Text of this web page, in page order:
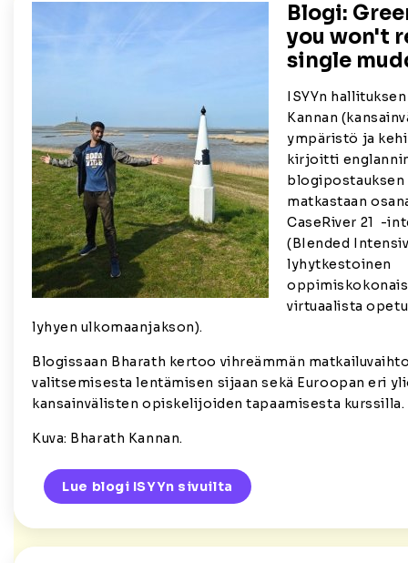
Blogi:
you won't
single
ISYYn
Kannan
ympäristö ja
kirjoitti
blogipostauksen
matkastaan
CaseRiver 21 -
(BIended
lyhytkestoinen
virtuaalista
lyhyen ulkomaanjakson).
Blogissaan Bharath kertoo vihreämmän
valitsemisesta lentämisen sijaan sekä Euroopan eri
kansainvälisten opiskelijoiden tapaamisesta kurssilla.
Kuva: Bharath Kannan.
Lue blogi ISYYn sivuilta